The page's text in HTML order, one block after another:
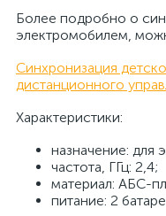
Более подробно о
электромобилем,
Синхронизация
дистанционного
Характеристики:
назначение: для
частота, ГГц: 2,4;
материал: АБС-
питание: 2